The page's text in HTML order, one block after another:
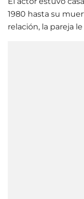
1980 hasta su
relación, la pareja